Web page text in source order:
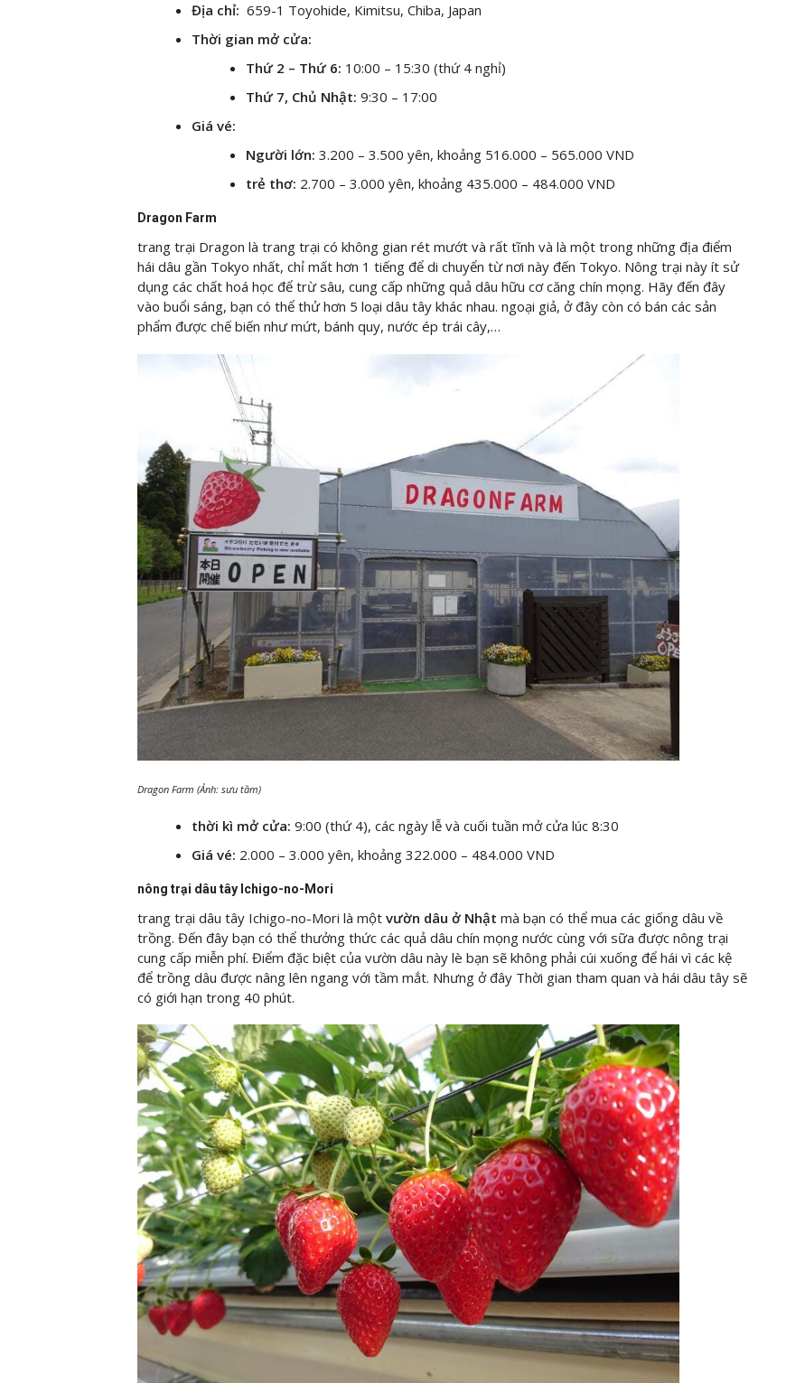
Địa chỉ: 659-1 Toyohide, Kimitsu, Chiba, Japan
Thời gian mở cửa:
Thứ 2 – Thứ 6: 10:00 – 15:30 (thứ 4 nghỉ)
Thứ 7, Chủ Nhật: 9:30 – 17:00
Giá vé:
Người lớn: 3.200 – 3.500 yên, khoảng 516.000 – 565.000 VND
trẻ thơ: 2.700 – 3.000 yên, khoảng 435.000 – 484.000 VND
Dragon Farm
trang trại Dragon là trang trại có không gian rét mướt và rất tĩnh và là một trong những địa điểm
hái dâu gần Tokyo nhất, chỉ mất hơn 1 tiếng để di chuyển từ nơi này đến Tokyo. Nông trại này ít sử
dụng các chất hoá học để trừ sâu, cung cấp những quả dâu hữu cơ căng chín mọng. Hãy đến đây
vào buổi sáng, bạn có thể thử hơn 5 loại dâu tây khác nhau. ngoại giả, ở đây còn có bán các sản
phẩm được chế biến như mứt, bánh quy, nước ép trái cây,…
Dragon Farm (Ảnh: sưu tầm)
thời kì mở cửa: 9:00 (thứ 4), các ngày lễ và cuối tuần mở cửa lúc 8:30
Giá vé: 2.000 – 3.000 yên, khoảng 322.000 – 484.000 VND
nông trại dâu tây Ichigo-no-Mori
trang trại dâu tây Ichigo-no-Mori là một vườn dâu ở Nhật mà bạn có thể mua các giống dâu về
trồng. Đến đây bạn có thể thưởng thức các quả dâu chín mọng nước cùng với sữa được nông trại
cung cấp miễn phí. Điểm đặc biệt của vườn dâu này lè bạn sẽ không phải cúi xuống để hái vì các kệ
để trồng dâu được nâng lên ngang với tầm mắt. Nhưng ở đây Thời gian tham quan và hái dâu tây sẽ
có giới hạn trong 40 phút.